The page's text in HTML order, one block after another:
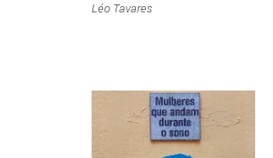
Léo Tavares